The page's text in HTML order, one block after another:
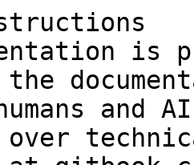
is
and
over